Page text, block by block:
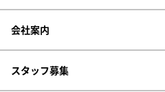
会社案内
スタッフ募集